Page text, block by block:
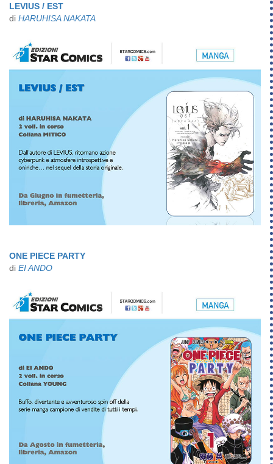
LEVIUS / EST
di HARUHISA NAKATA
ONE PIECE PARTY
di EI ANDO